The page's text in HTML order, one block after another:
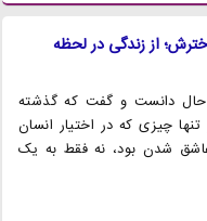
از زندگی در لحظه
دانست و گفت که گذشته
چیزی که در اختیار انسان
شدن بود، نه فقط به یک